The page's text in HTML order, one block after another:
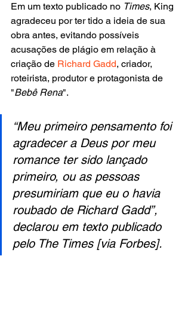
Em um texto publicado no Times, King
agradeceu por ter tido a ideia de sua
obra antes, evitando possíveis
acusações de plágio em relação à
criação de Richard Gadd, criador,
roteirista, produtor e protagonista de
"Bebê Rena".
“Meu primeiro pensamento foi
agradecer a Deus por meu
romance ter sido lançado
primeiro, ou as pessoas
presumiriam que eu o havia
roubado de Richard Gadd”,
declarou em texto publicado
pelo The Times [via Forbes].